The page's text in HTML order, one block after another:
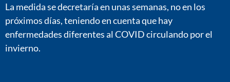
La medida se decretaría en unas semanas, no en los
próximos días, teniendo en cuenta que hay
enfermedades diferentes al COVID circulando por el
invierno.